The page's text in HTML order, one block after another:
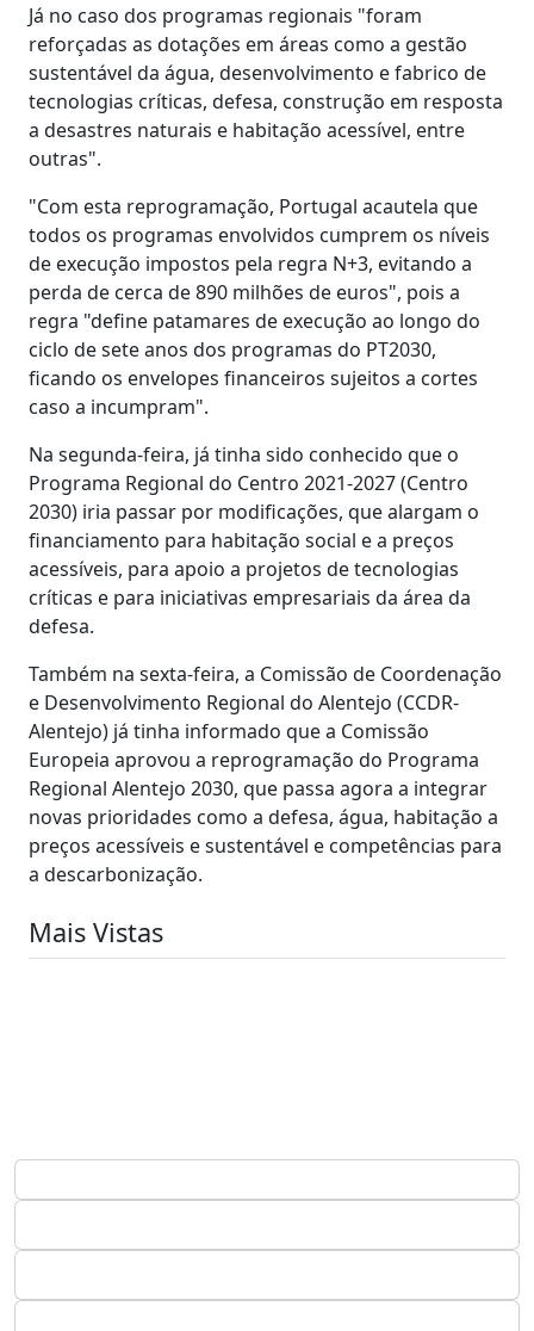
Já no caso dos programas regionais "foram
reforçadas as dotações em áreas como a gestão
sustentável da água, desenvolvimento e fabrico de
tecnologias críticas, defesa, construção em resposta
a desastres naturais e habitação acessível, entre
outras".
"Com esta reprogramação, Portugal acautela que
todos os programas envolvidos cumprem os níveis
de execução impostos pela regra N+3, evitando a
perda de cerca de 890 milhões de euros", pois a
regra "define patamares de execução ao longo do
ciclo de sete anos dos programas do PT2030,
ficando os envelopes financeiros sujeitos a cortes
caso a incumpram".
Na segunda-feira, já tinha sido conhecido que o
Programa Regional do Centro 2021-2027 (Centro
2030) iria passar por modificações, que alargam o
financiamento para habitação social e a preços
acessíveis, para apoio a projetos de tecnologias
críticas e para iniciativas empresariais da área da
defesa.
Também na sexta-feira, a Comissão de Coordenação
e Desenvolvimento Regional do Alentejo (CCDR-
Alentejo) já tinha informado que a Comissão
Europeia aprovou a reprogramação do Programa
Regional Alentejo 2030, que passa agora a integrar
novas prioridades como a defesa, água, habitação a
preços acessíveis e sustentável e competências para
a descarbonização.
Mais Vistas